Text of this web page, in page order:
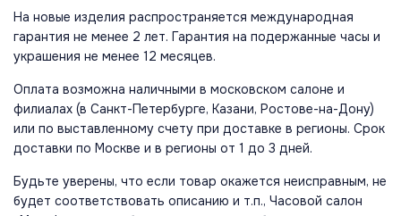
На новые изделия распространяется международная
гарантия не менее 2 лет. Гарантия на подержанные часы и
украшения не менее 12 месяцев.
Оплата возможна наличными в московском салоне и
филиалах (в Санкт-Петербурге, Казани, Ростове-на-Дону)
или по выставленному счету при доставке в регионы. Срок
доставки по Москве и в регионы от 1 до 3 дней.
Будьте уверены, что если товар окажется неисправным, не
будет соответствовать описанию и т.п., Часовой салон